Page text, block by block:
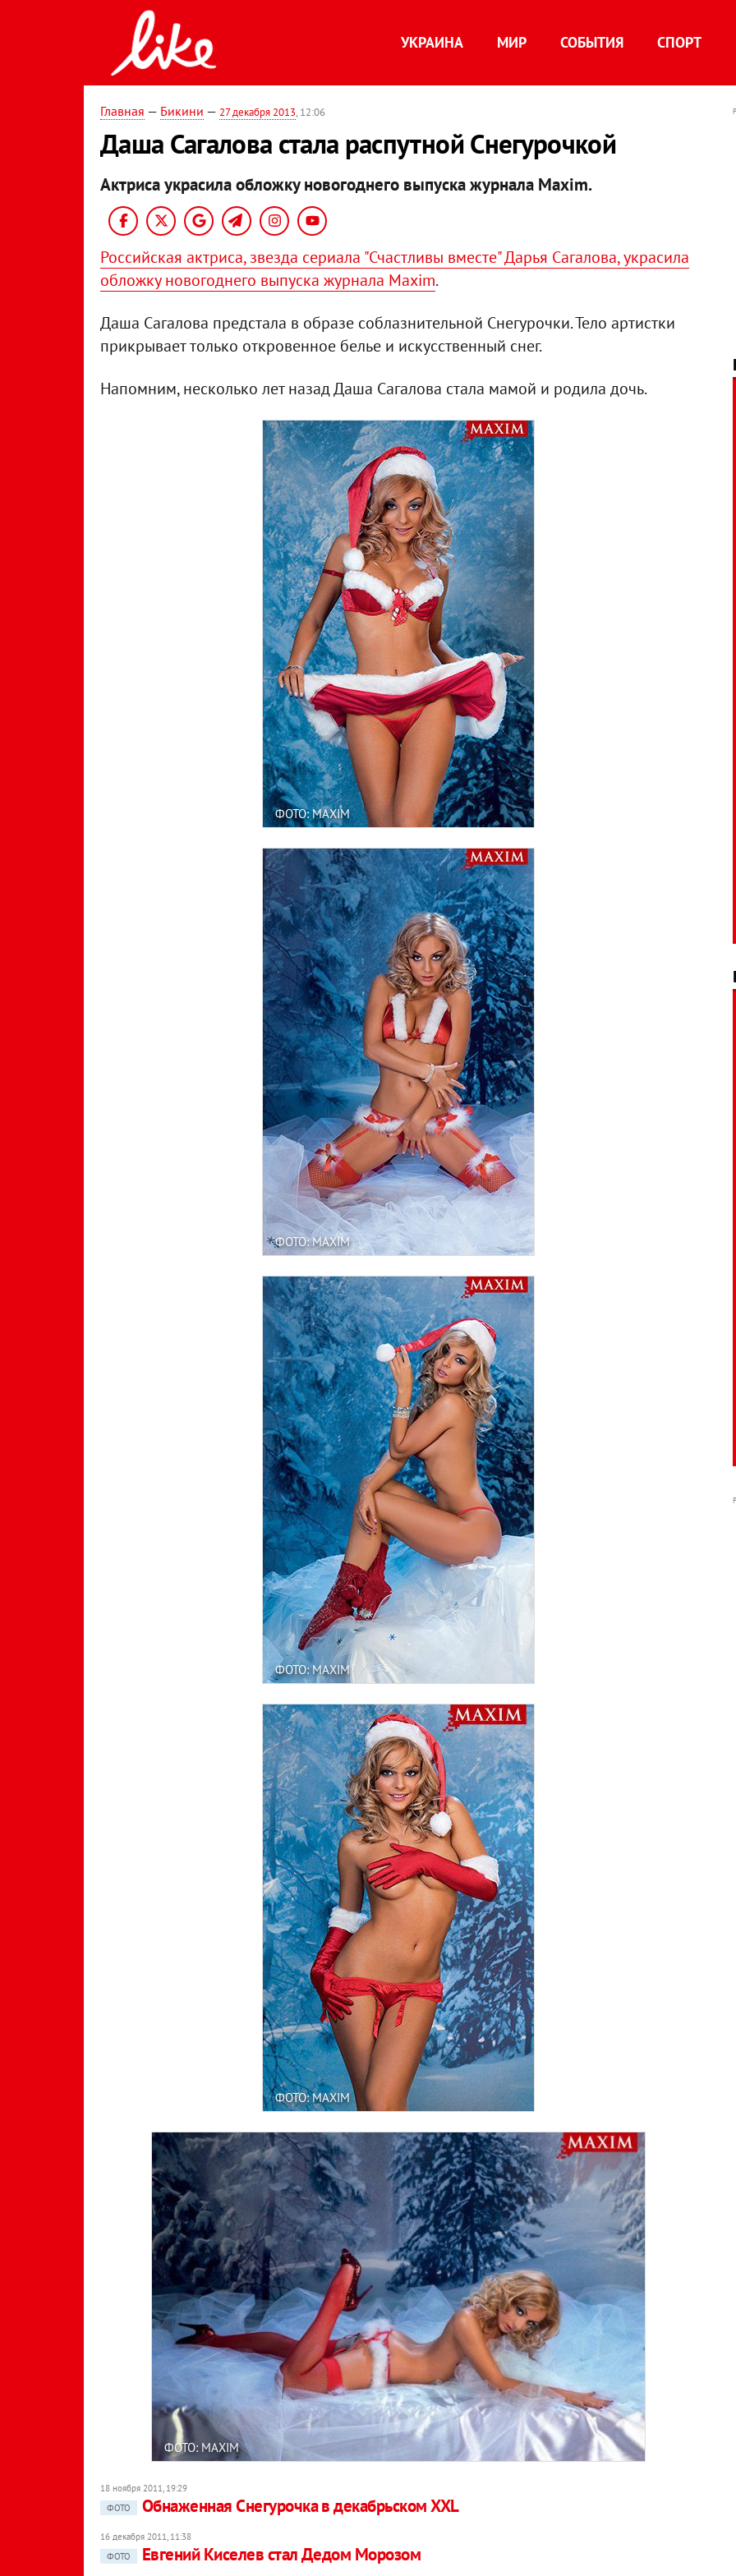
УКРАИНА МИР СОБЫТИЯ СПОРТ
Главная — Бикини — 27 декабря 2013, 12:06
Даша Сагалова стала распутной Снегурочкой
Актриса украсила обложку новогоднего выпуска журнала Maxim.
Российская актриса, звезда сериала "Счастливы вместе" Дарья Сагалова, украсила
обложку новогоднего выпуска журнала Maxim.
Даша Сагалова предстала в образе соблазнительной Снегурочки. Тело артистки
прикрывает только откровенное белье и искусственный снег.
Напомним, несколько лет назад Даша Сагалова стала мамой и родила дочь.
ФОТО: MAXIM
ФОТО: MAXIM
ФОТО: MAXIM
ФОТО: MAXIM
ФОТО: MAXIM
18 ноября 2011, 19:29
ФОТО
Обнаженная Снегурочка в декабрьском XXL
16 декабря 2011, 11:38
ФОТО
Евгений Киселев стал Дедом Морозом